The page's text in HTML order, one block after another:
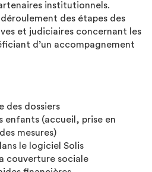
institutionnels.
des étapes des
et judiciaires concernant les
d’un accompagnement
des dossiers
enfants (accueil, prise en
mesures)
le logiciel Solis
couverture sociale